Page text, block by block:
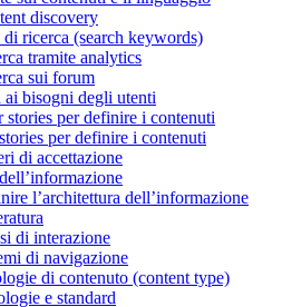
discovery
ricerca (search keywords)
tramite analytics
sui forum
bisogni degli utenti
stories per definire i contenuti
per definire i contenuti
di accettazione
l’architettura dell’informazione
di interazione
di navigazione
di contenuto (content type)
e standard